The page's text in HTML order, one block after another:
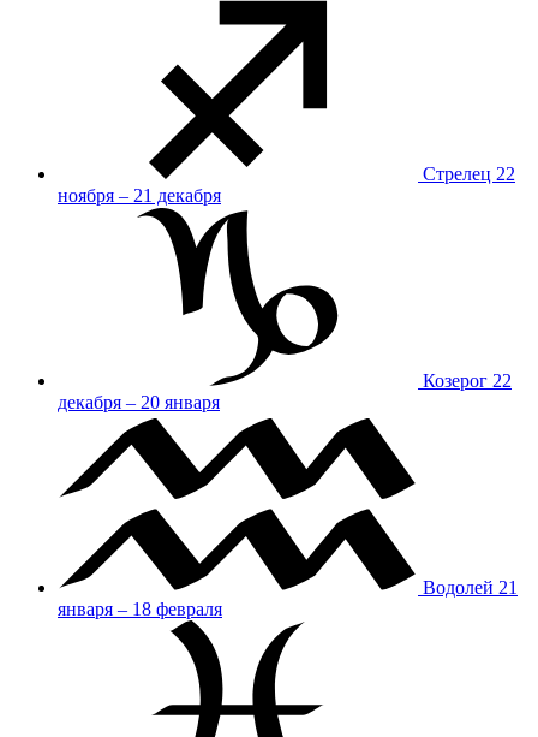
Стрелец 22
ноября – 21 декабря
Козерог 22
декабря – 20 января
Водолей 21
января – 18 февраля